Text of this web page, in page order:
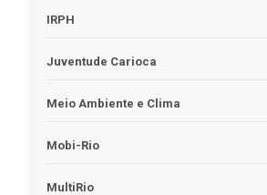
IRPH
Juventude Carioca
Meio Ambiente e Clima
Mobi-Rio
MultiRio